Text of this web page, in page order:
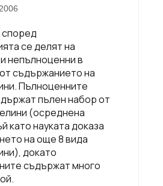
се делят на
непълноценни в
съдържанието на
Пълноценните
пълен набор от
(осреднена
като науката доказа
на още 8 вида
докато
съдържат много